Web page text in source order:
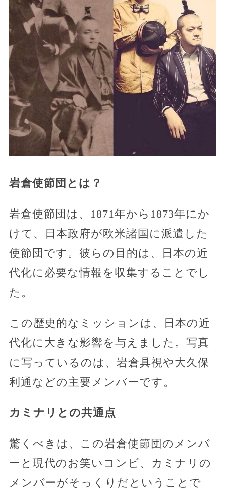
岩倉使節団とは？
岩倉使節団は、1871年から1873年にか
けて、日本政府が欧米諸国に派遣した
使節団です。彼らの目的は、日本の近
代化に必要な情報を収集することでし
た。
この歴史的なミッションは、日本の近
代化に大きな影響を与えました。写真
に写っているのは、岩倉具視や大久保
利通などの主要メンバーです。
カミナリとの共通点
驚くべきは、この岩倉使節団のメンバ
ーと現代のお笑いコンビ、カミナリの
メンバーがそっくりだということで